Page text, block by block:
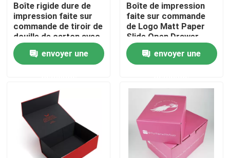
Nous contacter
Demandez un devis
impression de la boîte de empaquetage
Boîte d'emballage de vapotage
Boîte de empaquetage cosmétique
Boîte rigide dure de
impression faite sur
commande de tiroir de
douille de carton avec
la boîte de glissement
intérieureenvoyer une
Boîte de impression
faite sur commande
de Logo Matt Paper
Slide Open Drawer
pour le savon fait main
envoyer une